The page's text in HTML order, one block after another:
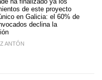
de este proyecto
en Galicia: el 60% de
declina la
ANTÓN